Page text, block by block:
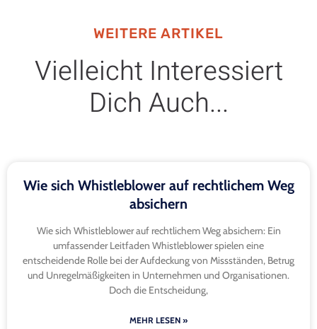
WEITERE ARTIKEL
Vielleicht Interessiert
Dich Auch...
Wie sich Whistleblower auf rechtlichem Weg
absichern
Wie sich Whistleblower auf rechtlichem Weg absichern: Ein
umfassender Leitfaden Whistleblower spielen eine
entscheidende Rolle bei der Aufdeckung von Missständen, Betrug
und Unregelmäßigkeiten in Unternehmen und Organisationen.
Doch die Entscheidung,
MEHR LESEN »